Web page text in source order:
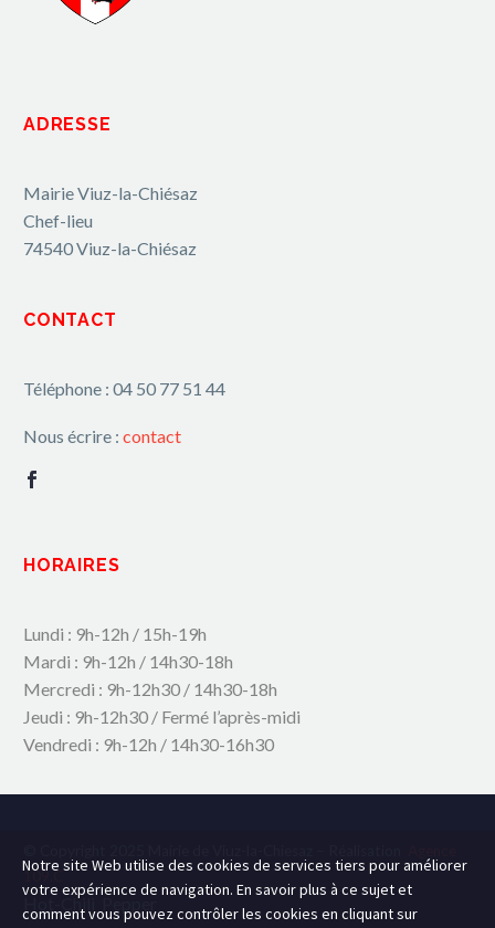
ADRESSE
Mairie Viuz-la-Chiésaz
Chef-lieu
74540 Viuz-la-Chiésaz
CONTACT
Téléphone : 04 50 77 51 44
Nous écrire : contact
HORAIRES
Lundi : 9h-12h / 15h-19h
Mardi : 9h-12h / 14h30-18h
Mercredi : 9h-12h30 / 14h30-18h
Jeudi : 9h-12h30 / Fermé l’après-midi
Vendredi : 9h-12h / 14h30-16h30
109.C
Hot-Chili_Pepper
Notre site Web utilise des cookies de services tiers pour améliorer
votre expérience de navigation. En savoir plus à ce sujet et
comment vous pouvez contrôler les cookies en cliquant sur